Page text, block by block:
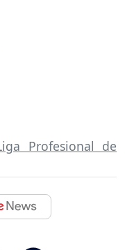
Profesional de